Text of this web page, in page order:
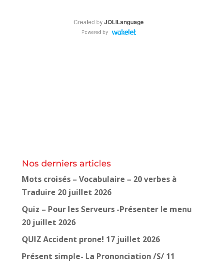
Nos derniers articles
Mots croisés – Vocabulaire – 20 verbes à
Traduire 20 juillet 2026
Quiz – Pour les Serveurs -Présenter le menu
20 juillet 2026
QUIZ Accident prone! 17 juillet 2026
Présent simple- La Prononciation /S/ 11